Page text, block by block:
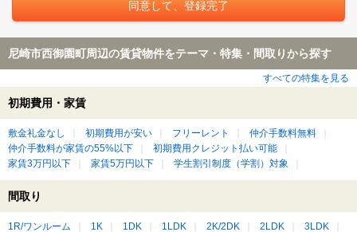
尼崎市西御園町周辺の賃貸物件をテーマ・特集・間取りから探す
すべての特集を見る
初期費用・家賃
敷金礼金なし 初期費用が安い フリーレント
仲介手数料無料
仲介手数料が家賃の55%以下
初期費用クレジット払い可能
家賃3万円以下
家賃5万円以下 学生割引制度（学割）対象
間取り
1R/ワンルーム 1K 1DK 1LDK 2K/2DK 2LDK 3LDK